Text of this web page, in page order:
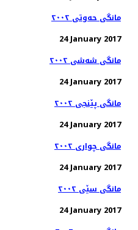
مانگی حەوتی ٢٠٠٢
24 January 2017
مانگی شەشی ٢٠٠٢
24 January 2017
مانگی پێنجی ٢٠٠٢
24 January 2017
مانگی چواری ٢٠٠٢
24 January 2017
مانگی سێی ٢٠٠٢
24 January 2017